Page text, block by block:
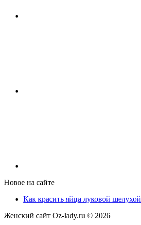
Новое на сайте
Как красить яйца луковой шелухой
Женский сайт Oz-lady.ru © 2026